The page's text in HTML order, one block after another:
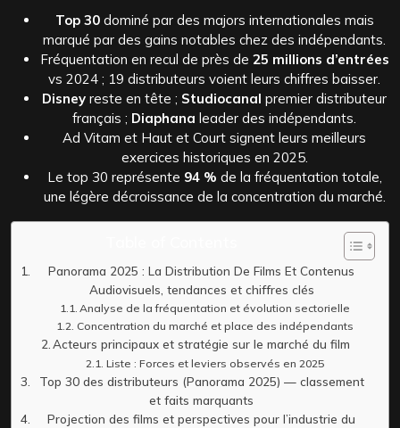
Top 30dominé par des majors internationales mais
marqué par des gains notables chez des indépendants.
Fréquentation en recul de près de 25 millions d’entrées
vs 2024 ; 19 distributeurs voient leurs chiffres baisser.
Disney reste en tête ; Studiocanal premier distributeur
français ; Diaphana leader des indépendants.
Ad Vitam et Haut et Court signent leurs meilleurs
exercices historiques en 2025.
Le top 30 représente 94 % de la fréquentation totale,
une légère décroissance de la concentration du marché.
Panorama 2025 : La Distribution De Films Et Contenus
Audiovisuels, tendances et chiffres clés
Analyse de la fréquentation et évolution sectorielle
Concentration du marché et place des indépendants
Acteurs principaux et stratégie sur le marché du film
Liste : Forces et leviers observés en 2025
Top 30 des distributeurs (Panorama 2025) — classement
et faits marquants
Projection des films et perspectives pour l’industrie du